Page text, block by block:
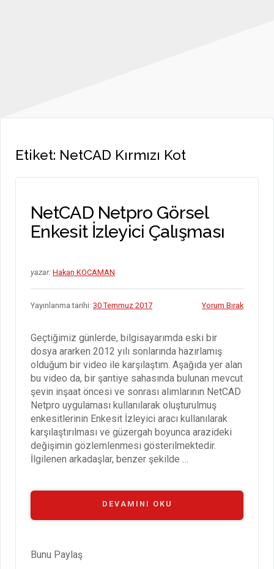
Etiket: NetCAD Kırmızı Kot
NetCAD Netpro Görsel
Enkesit İzleyici Çalışması
yazar: Hakan KOCAMAN
Yayınlanma tarihi: 30 Temmuz 2017 Yorum Bırak
Geçtiğimiz günlerde, bilgisayarımda eski bir
dosya ararken 2012 yılı sonlarında hazırlamış
olduğum bir video ile karşılaştım. Aşağıda yer alan
bu video da, bir şantiye sahasında bulunan mevcut
şevin inşaat öncesi ve sonrası alımlarının NetCAD
Netpro uygulaması kullanılarak oluşturulmuş
enkesitlerinin Enkesit İzleyici aracı kullanılarak
karşılaştırılması ve güzergah boyunca arazideki
değişimin gözlemlenmesi gösterilmektedir.
İlgilenen arkadaşlar, benzer şekilde …
DEVAMINI OKU
Bunu Paylaş